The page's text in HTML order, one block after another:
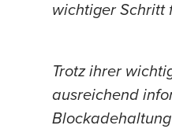
wichtiger Schritt
Trotz ihrer
ausreichend